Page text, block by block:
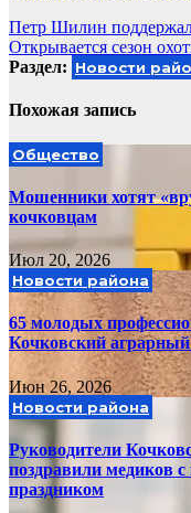
Навигация
по
Петр Шилин поддержал
Открывается сезон
Раздел: Новости
Похожая запись
Общество
Мошенники хотят
кочковцам
Июл 20, 2026
Новости района
65 молодых
Кочковский
Июн 26, 2026
Новости района
Руководители
поздравили медиков
праздником